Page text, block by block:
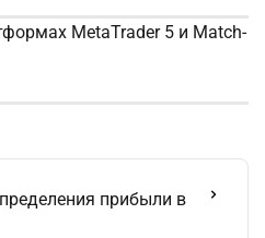
MetaTrader 5 и Match-
прибыли в